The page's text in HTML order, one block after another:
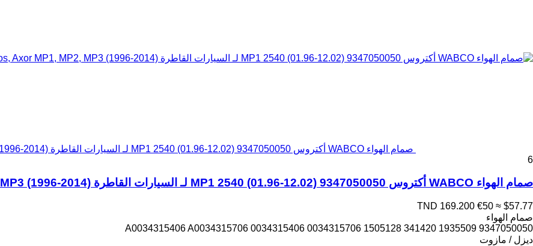
صمام الهواء WABCO أكتروس MP1 2540 (01.96-12.02) 9347050050 لـ السيارات القاطرة Mercedes-Benz Actros, Axor MP1, MP2, MP3 (1996-2014)
6
صمام الهواء WABCO أكتروس MP1 2540 (01.96-12.02) 9347050050 لـ السيارات القاطرة Mercedes-Benz Actros, Axor MP1, MP2, MP3 (1996-2014)
TND 169.200 €50 ≈ $57.77
صمام الهواء
9347050050 A0034315406 A0034315706 0034315406 0034315706 1505128 341420 1935509
ديزل / مازوت